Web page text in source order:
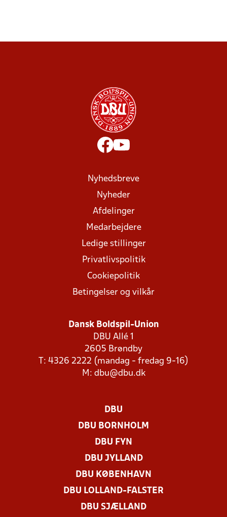
Nyhedsbreve
Nyheder
Afdelinger
Medarbejdere
Ledige stillinger
Privatlivspolitik
Cookiepolitik
Betingelser og vilkår
Dansk Boldspil-Union
DBU Allé 1
2605 Brøndby
T: 4326 2222 (mandag - fredag 9-16)
M: dbu@dbu.dk
DBU
DBU BORNHOLM
DBU FYN
DBU JYLLAND
DBU KØBENHAVN
DBU LOLLAND-FALSTER
DBU SJÆLLAND